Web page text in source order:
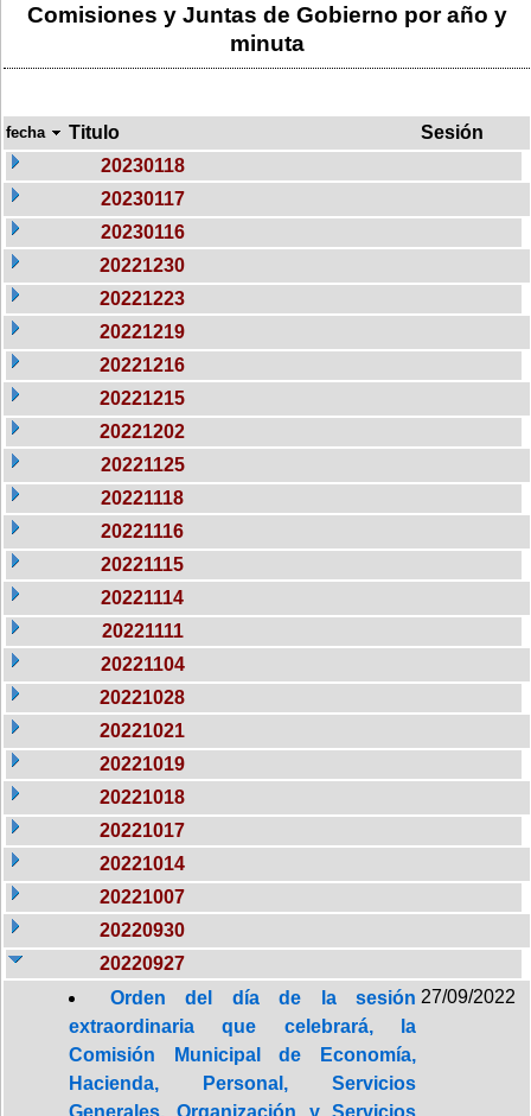
Comisiones y Juntas de Gobierno por año y
minuta
fecha Titulo
Sesión
20230118
20230117
20230116
20221230
20221223
20221219
20221216
20221215
20221202
20221125
20221118
20221116
20221115
20221114
20221111
20221104
20221028
20221021
20221019
20221018
20221017
20221014
20221007
20220930
20220927
Orden del día de la sesión
extraordinaria que celebrará, la
Comisión Municipal de Economía,
Hacienda, Personal, Servicios
Generales, Organización y Servicios
27/09/2022